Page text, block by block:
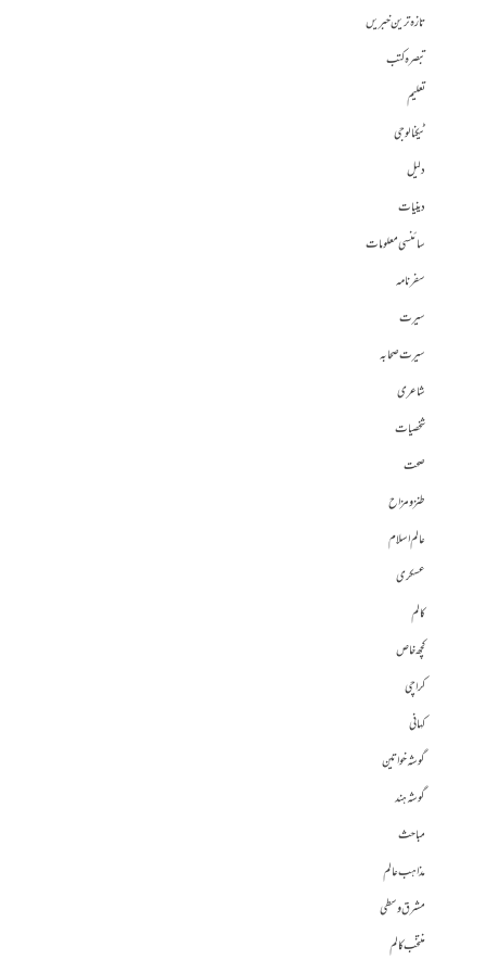
تازہ ترین خبریں
تبصرہ کتب
تعلیم
ٹیکنالوجی
دلیل
دینیات
سائنسی معلومات
سفرنامہ
سیرت
سیرت صحابہ
شاعری
شخصیات
صحت
طنز و مزاح
عالم اسلام
عسکری
کالم
کچھ خاص
کراچی
کہانی
گوشہ خواتین
گوشہ ہند
مباحث
مذاہب عالم
مشرق وسطی
منتخب کالم